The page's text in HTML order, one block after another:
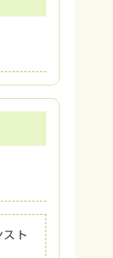
ト